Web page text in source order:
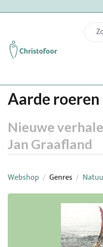
Aarde roeren
Nieuwe
Jan Graafland
Webshop / Genres /